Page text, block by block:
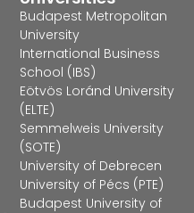
Budapest Metropolitan
University
International Business
School (IBS)
Eötvös Loránd University
(ELTE)
Semmelweis University
(SOTE)
University of Debrecen
University of Pécs (PTE)
Budapest University of